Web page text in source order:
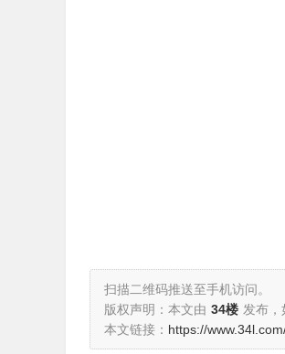
扫描二维码推送至手机访问。
版权声明：本文由 34楼 发布，
本文链接： https://